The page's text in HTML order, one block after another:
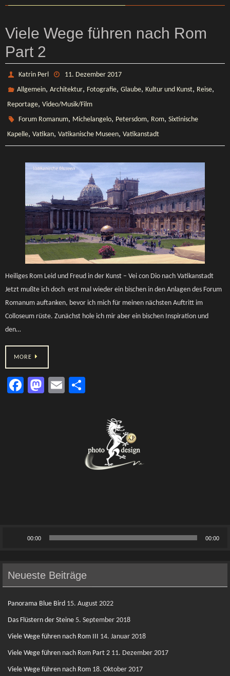
Viele Wege führen nach Rom
Part 2
Katrin Perl
11. Dezember 2017
Allgemein,Architektur, Fotografie,Glaube,Kultur und Kunst, Reise,
Reportage, Video/Musik/Film
Forum Romanum, Michelangelo, Petersdom, Rom,Sixtinische
Kapelle, Vatikan, Vatikanische Museen, Vatikanstadt
Heiliges Rom Leid und Freud in der Kunst – Vei con Dio nach Vatikanstadt
Jetzt mußte ich doch erst mal wieder ein bischen in den Anlagen des Forum
Romanum auftanken, bevor ich mich für meinen nächsten Auftritt im
Colloseum rüste. Zunächst hole ich mir aber ein bischen Inspiration und
den…
MORE
Fa
M
E
00:00 00:00
Neueste Beiträge
Panorama Blue Bird 15. August 2022
Das Flüstern der Steine 5. September 2018
Viele Wege führen nach Rom III 14. Januar 2018
Viele Wege führen nach Rom Part 2 11. Dezember 2017
Viele Wege führen nach Rom 18. Oktober 2017